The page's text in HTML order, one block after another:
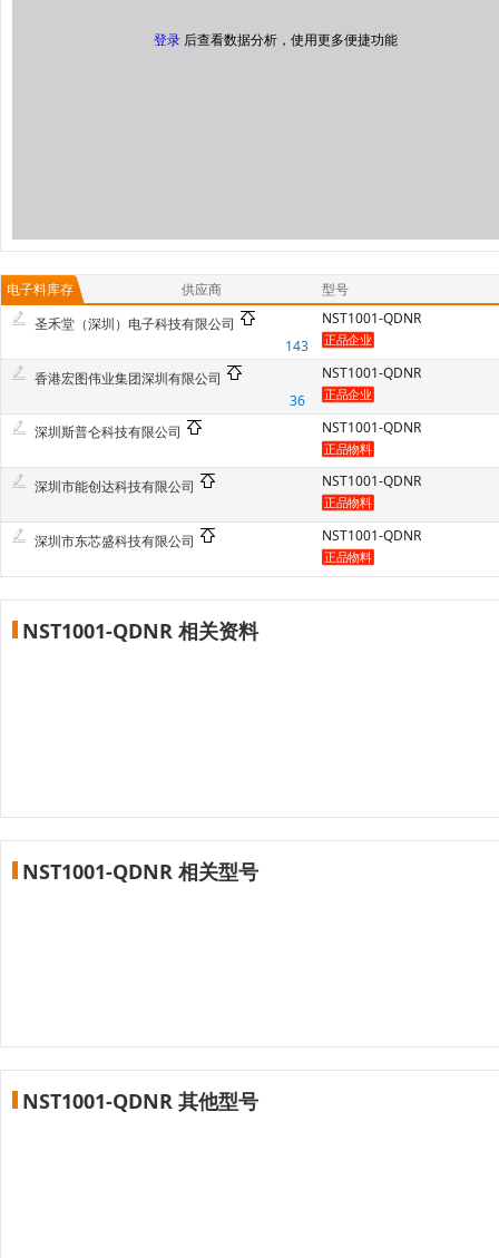
登录 后查看数据分析，使用更多便捷功能
电子料库存 供应商
型号
圣禾堂（深圳）电子科技有限公司
143
NST1001-QDNR
香港宏图伟业集团深圳有限公司
36
NST1001-QDNR
深圳斯普仑科技有限公司 NST1001-QDNR
深圳市能创达科技有限公司 NST1001-QDNR
深圳市东芯盛科技有限公司 NST1001-QDNR
NST1001-QDNR 相关资料
NST1001-QDNR 相关型号
NST1001-QDNR 其他型号